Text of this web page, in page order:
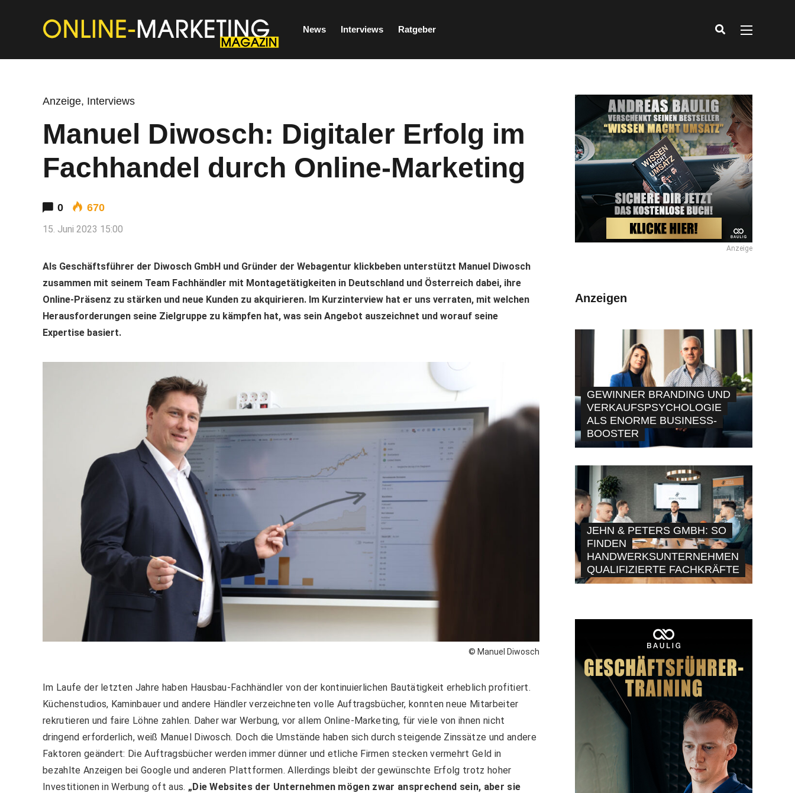
News Interviews Ratgeber
Anzeige, Interviews
Manuel Diwosch: Digitaler Erfolg im
Fachhandel durch Online-Marketing
0 670
15. Juni 2023 15:00
Als Geschäftsführer der Diwosch GmbH und Gründer der Webagentur klickbeben unterstützt Manuel Diwosch
zusammen mit seinem Team Fachhändler mit Montagetätigkeiten in Deutschland und Österreich dabei, ihre
Online-Präsenz zu stärken und neue Kunden zu akquirieren. Im Kurzinterview hat er uns verraten, mit welchen
Herausforderungen seine Zielgruppe zu kämpfen hat, was sein Angebot auszeichnet und worauf seine
Expertise basiert.
© Manuel Diwosch
Im Laufe der letzten Jahre haben Hausbau-Fachhändler von der kontinuierlichen Bautätigkeit erheblich profitiert.
Küchenstudios, Kaminbauer und andere Händler verzeichneten volle Auftragsbücher, konnten neue Mitarbeiter
rekrutieren und faire Löhne zahlen. Daher war Werbung, vor allem Online-Marketing, für viele von ihnen nicht
dringend erforderlich, weiß Manuel Diwosch. Doch die Umstände haben sich durch steigende Zinssätze und andere
Faktoren geändert: Die Auftragsbücher werden immer dünner und etliche Firmen stecken vermehrt Geld in
bezahlte Anzeigen bei Google und anderen Plattformen. Allerdings bleibt der gewünschte Erfolg trotz hoher
Investitionen in Werbung oft aus. „Die Websites der Unternehmen mögen zwar ansprechend sein, aber sie
Anzeige
Anzeigen
GEWINNER BRANDING UND
VERKAUFSPSYCHOLOGIE
ALS ENORME BUSINESS-
BOOSTER
JEHN & PETERS GMBH: SO
FINDEN
HANDWERKSUNTERNEHMEN
QUALIFIZIERTE FACHKRÄFTE